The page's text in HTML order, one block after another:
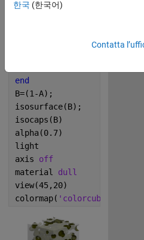
D=sqrt((X-a).^2+(Y-
end
B=(1-A);
isosurface(B);
isocaps(B)
alpha(0.7)
light
axis off
material dull
view(45,20)
colormap( 'colorcube'
한국 (한국어)
Contatta